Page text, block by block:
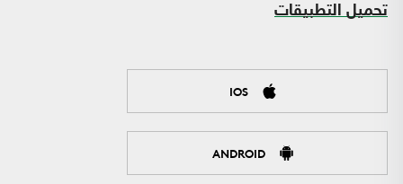
تحميل التطبيقات
IOS
ANDROID